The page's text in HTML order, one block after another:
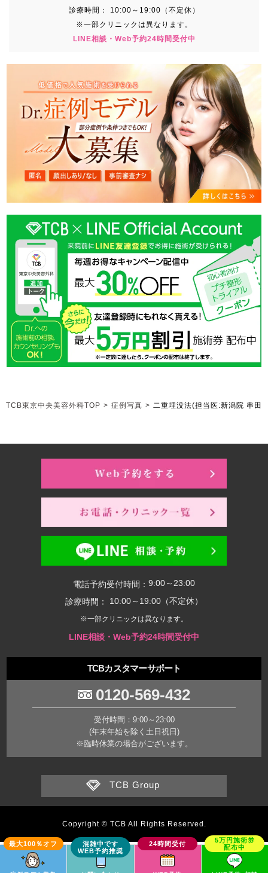
診療時間：
10:00～19:00（不定休）
※一部クリニックは異なります。
LINE相談・Web予約24時間受付中
TCB東京中央美容外科TOP > 症例写真 > 二重埋没法(担当医:新潟院 串田
電話予約受付時間： 9:00～23:00
診療時間：
10:00～19:00（不定休）
※一部クリニックは異なります。
LINE相談・Web予約24時間受付中
TCBカスタマーサポート
0120-569-432
受付時間：9:00～23:00
(年末年始を除く土日祝日)
※臨時休業の場合がございます。
TCB Group
Copyright © TCB All Rights Reserved.